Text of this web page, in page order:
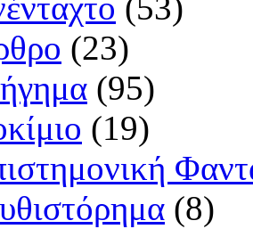
(53)
(23)
(95)
(19)
(8)